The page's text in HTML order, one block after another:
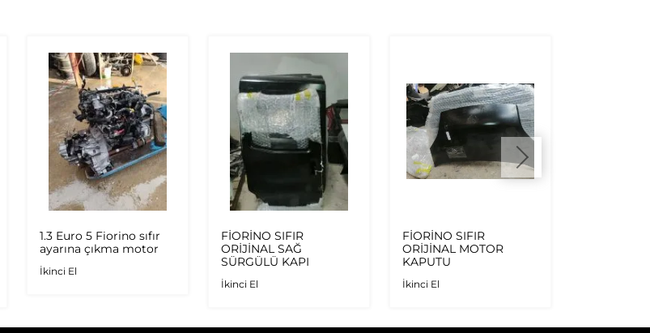
1.3 Euro 5 Fiorino sıfır
ayarına çıkma motor
İkinci El
FİORİNO SIFIR
ORİJİNAL SAĞ
SÜRGÜLÜ KAPI
İkinci El
FİORİNO SIFIR
ORİJİNAL MOTOR
KAPUTU
İkinci El